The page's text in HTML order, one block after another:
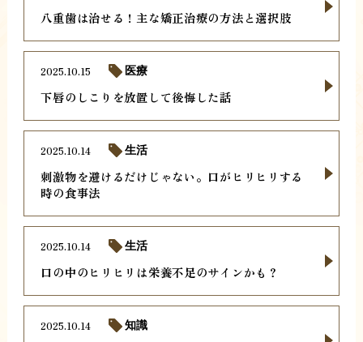
八重歯は治せる！主な矯正治療の方法と選択肢
下唇のしこりを放置して後悔した話
2025.10.15 医療
刺激物を避けるだけじゃない。口がヒリヒリする
時の食事法
2025.10.14 生活
口の中のヒリヒリは栄養不足のサインかも？
2025.10.14 生活
2025.10.14 知識